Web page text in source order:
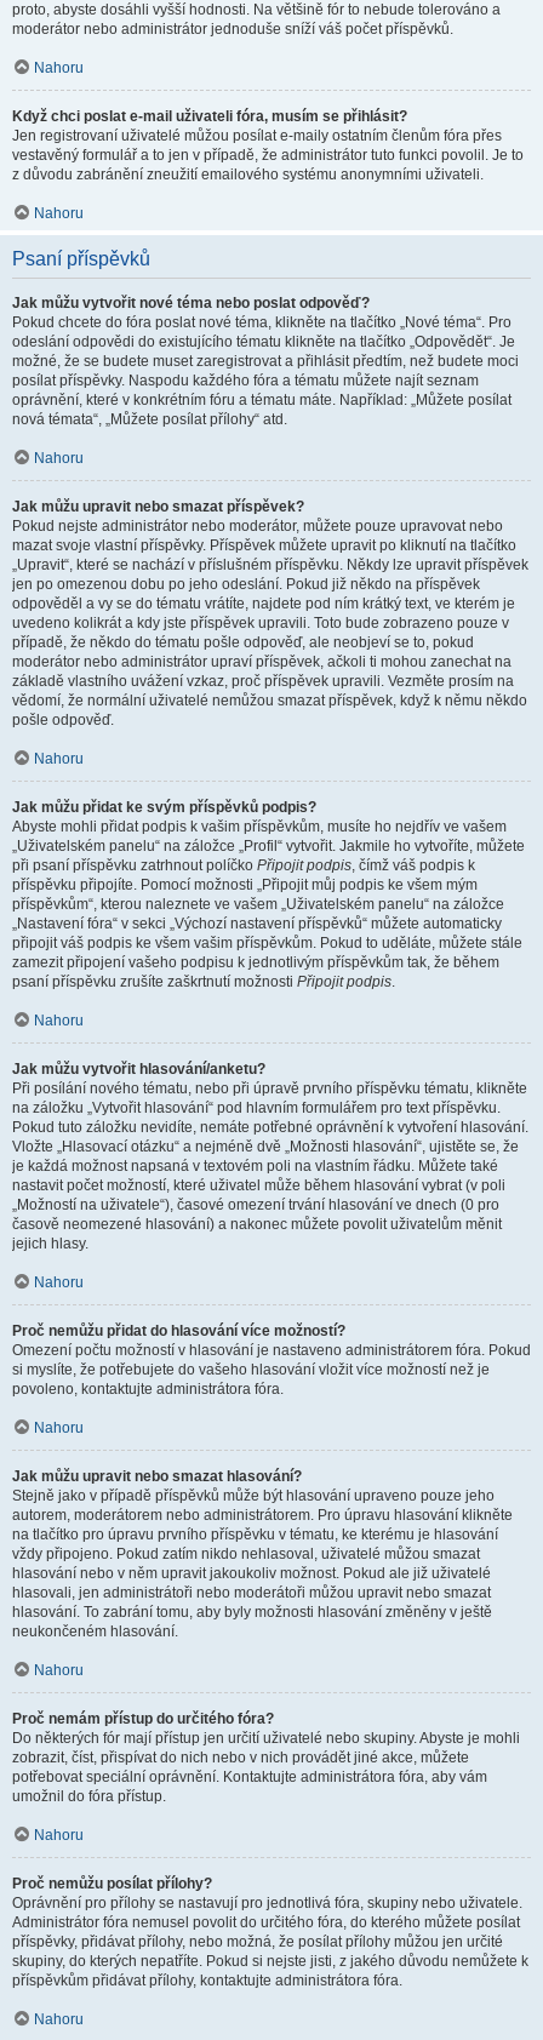
proto, abyste dosáhli vyšší hodnosti. Na většině fór to nebude tolerováno a
moderátor nebo administrátor jednoduše sníží váš počet příspěvků.
Nahoru
Když chci poslat e-mail uživateli fóra, musím se přihlásit?
Jen registrovaní uživatelé můžou posílat e-maily ostatním členům fóra přes
vestavěný formulář a to jen v případě, že administrátor tuto funkci povolil. Je to
z důvodu zabránění zneužití emailového systému anonymními uživateli.
Nahoru
Psaní příspěvků
Jak můžu vytvořit nové téma nebo poslat odpověď?
Pokud chcete do fóra poslat nové téma, klikněte na tlačítko „Nové téma“. Pro
odeslání odpovědi do existujícího tématu klikněte na tlačítko „Odpovědět“. Je
možné, že se budete muset zaregistrovat a přihlásit předtím, než budete moci
posílat příspěvky. Naspodu každého fóra a tématu můžete najít seznam
oprávnění, které v konkrétním fóru a tématu máte. Například: „Můžete posílat
nová témata“, „Můžete posílat přílohy“ atd.
Nahoru
Jak můžu upravit nebo smazat příspěvek?
Pokud nejste administrátor nebo moderátor, můžete pouze upravovat nebo
mazat svoje vlastní příspěvky. Příspěvek můžete upravit po kliknutí na tlačítko
„Upravit“, které se nachází v příslušném příspěvku. Někdy lze upravit příspěvek
jen po omezenou dobu po jeho odeslání. Pokud již někdo na příspěvek
odpověděl a vy se do tématu vrátíte, najdete pod ním krátký text, ve kterém je
uvedeno kolikrát a kdy jste příspěvek upravili. Toto bude zobrazeno pouze v
případě, že někdo do tématu pošle odpověď, ale neobjeví se to, pokud
moderátor nebo administrátor upraví příspěvek, ačkoli ti mohou zanechat na
základě vlastního uvážení vzkaz, proč příspěvek upravili. Vezměte prosím na
vědomí, že normální uživatelé nemůžou smazat příspěvek, když k němu někdo
pošle odpověď.
Nahoru
Jak můžu přidat ke svým příspěvků podpis?
Abyste mohli přidat podpis k vašim příspěvkům, musíte ho nejdřív ve vašem
„Uživatelském panelu“ na záložce „Profil“ vytvořit. Jakmile ho vytvoříte, můžete
při psaní příspěvku zatrhnout políčko Připojit podpis, čímž váš podpis k
příspěvku připojíte. Pomocí možnosti „Připojit můj podpis ke všem mým
příspěvkům“, kterou naleznete ve vašem „Uživatelském panelu“ na záložce
„Nastavení fóra“ v sekci „Výchozí nastavení příspěvků“ můžete automaticky
připojit váš podpis ke všem vašim příspěvkům. Pokud to uděláte, můžete stále
zamezit připojení vašeho podpisu k jednotlivým příspěvkům tak, že během
psaní příspěvku zrušíte zaškrtnutí možnosti Připojit podpis.
Nahoru
Jak můžu vytvořit hlasování/anketu?
Při posílání nového tématu, nebo při úpravě prvního příspěvku tématu, klikněte
na záložku „Vytvořit hlasování“ pod hlavním formulářem pro text příspěvku.
Pokud tuto záložku nevidíte, nemáte potřebné oprávnění k vytvoření hlasování.
Vložte „Hlasovací otázku“ a nejméně dvě „Možnosti hlasování“, ujistěte se, že
je každá možnost napsaná v textovém poli na vlastním řádku. Můžete také
nastavit počet možností, které uživatel může během hlasování vybrat (v poli
„Možností na uživatele“), časové omezení trvání hlasování ve dnech (0 pro
časově neomezené hlasování) a nakonec můžete povolit uživatelům měnit
jejich hlasy.
Nahoru
Proč nemůžu přidat do hlasování více možností?
Omezení počtu možností v hlasování je nastaveno administrátorem fóra. Pokud
si myslíte, že potřebujete do vašeho hlasování vložit více možností než je
povoleno, kontaktujte administrátora fóra.
Nahoru
Jak můžu upravit nebo smazat hlasování?
Stejně jako v případě příspěvků může být hlasování upraveno pouze jeho
autorem, moderátorem nebo administrátorem. Pro úpravu hlasování klikněte
na tlačítko pro úpravu prvního příspěvku v tématu, ke kterému je hlasování
vždy připojeno. Pokud zatím nikdo nehlasoval, uživatelé můžou smazat
hlasování nebo v něm upravit jakoukoliv možnost. Pokud ale již uživatelé
hlasovali, jen administrátoři nebo moderátoři můžou upravit nebo smazat
hlasování. To zabrání tomu, aby byly možnosti hlasování změněny v ještě
neukončeném hlasování.
Nahoru
Proč nemám přístup do určitého fóra?
Do některých fór mají přístup jen určití uživatelé nebo skupiny. Abyste je mohli
zobrazit, číst, přispívat do nich nebo v nich provádět jiné akce, můžete
potřebovat speciální oprávnění. Kontaktujte administrátora fóra, aby vám
umožnil do fóra přístup.
Nahoru
Proč nemůžu posílat přílohy?
Oprávnění pro přílohy se nastavují pro jednotlivá fóra, skupiny nebo uživatele.
Administrátor fóra nemusel povolit do určitého fóra, do kterého můžete posílat
příspěvky, přidávat přílohy, nebo možná, že posílat přílohy můžou jen určité
skupiny, do kterých nepatříte. Pokud si nejste jisti, z jakého důvodu nemůžete k
příspěvkům přidávat přílohy, kontaktujte administrátora fóra.
Nahoru